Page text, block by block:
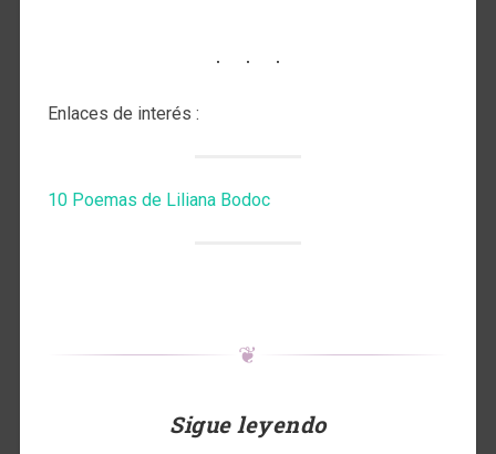
Enlaces de interés :
10 Poemas de Liliana Bodoc
❦
Sigue leyendo